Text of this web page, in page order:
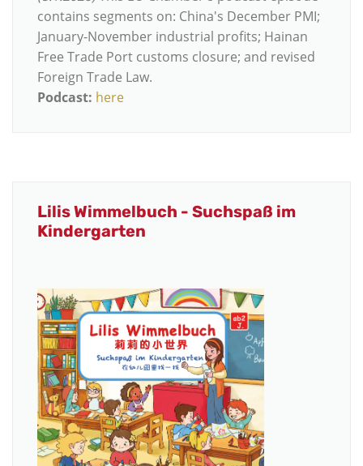
contains segments on: China's December PMI;
January-November industrial profits; Hainan
Free Trade Port customs closure; and revised
Foreign Trade Law.
Podcast: here
Lilis Wimmelbuch - Suchspaß im
Kindergarten